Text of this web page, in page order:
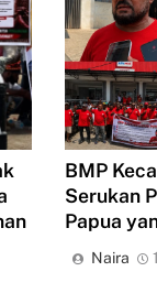
BMP
Serukan
Papua
Naira